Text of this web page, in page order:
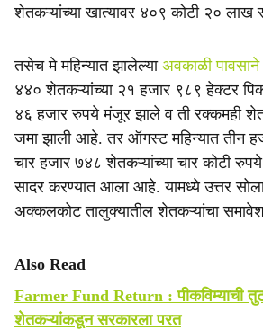
शेतकऱ्यांच्या खात्यावर ४०९ कोटी २०
तसेच मे महिन्यात झालेल्या अवकाळी पावसाने
४४० शेतकऱ्यांच्या २१ हजार ९८९ हेक्टर
४६ हजार रुपये मंजूर झाले व ती रक्कमही
जमा झाली आहे. तर ऑगस्ट महिन्यात तीन
चार हजार ७४८ शेतकऱ्यांच्या चार कोटी
सादर करण्यात आला आहे. यामध्ये उत्तर
अक्कलकोट तालुक्यातील शेतकऱ्यांचा
Also Read
Farmer Fund Return : पीकविम्याची
शेतकऱ्यांकडून सरकारला परत